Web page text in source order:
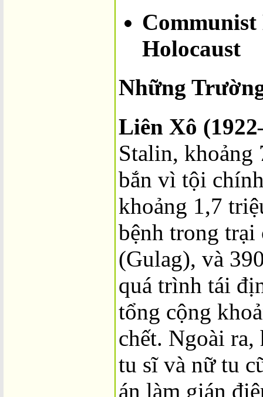
Communist
Holocaust
Những
Liên Xô
Stalin,
bắn vì tội
khoảng 1,7
bệnh trong trại
(Gulag), và
quá trình tái
tổng cộng
chết. Ngoài
tu sĩ và nữ tu
án làm gián